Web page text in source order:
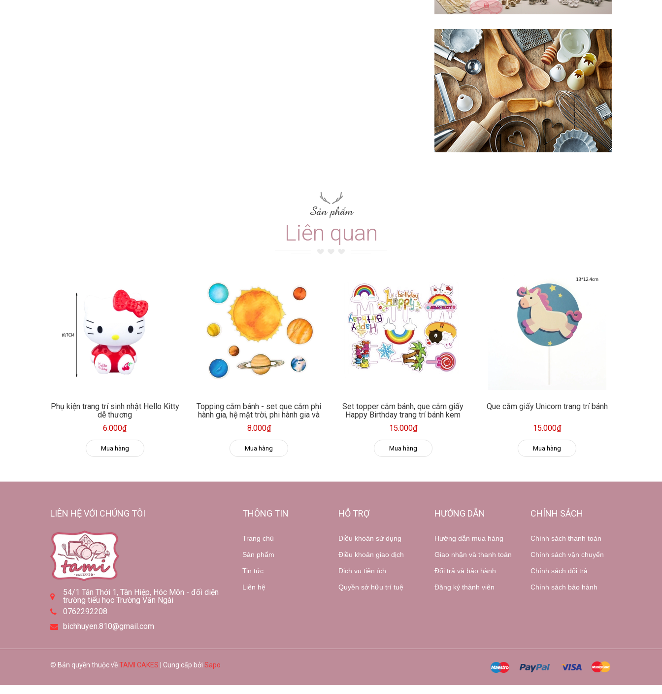
Sản phẩm
Liên quan
Phụ kiện trang trí sinh nhật Hello Kitty
dễ thương
6.000₫
Mua hàng
Topping cắm bánh - set que cắm phi
hành gia, hệ mặt trời, phi hành gia và
tàu vũ trụ
8.000₫
Mua hàng
Set topper cắm bánh, que cắm giấy
Happy Birthday trang trí bánh kem
15.000₫
Mua hàng
Que cắm giấy Unicorn trang trí bánh
15.000₫
Mua hàng
LIÊN HỆ VỚI CHÚNG TÔI
54/1 Tân Thới 1, Tân Hiệp, Hóc Môn - đối diện
trường tiểu học Trường Văn Ngài
0762292208
bichhuyen.810@gmail.com
THÔNG TIN
Trang chủ
Sản phẩm
Tin tức
Liên hệ
HỖ TRỢ
Điều khoản sử dụng
Điều khoản giao dịch
Dịch vụ tiện ích
Quyền sở hữu trí tuệ
HƯỚNG DẪN
Hướng dẫn mua hàng
Giao nhận và thanh toán
Đổi trả và bảo hành
Đăng ký thành viên
CHÍNH SÁCH
Chính sách thanh toán
Chính sách vận chuyển
Chính sách đổi trả
Chính sách bảo hành
© Bản quyền thuộc vềTAMI CAKES | Cung cấp bởi Sapo